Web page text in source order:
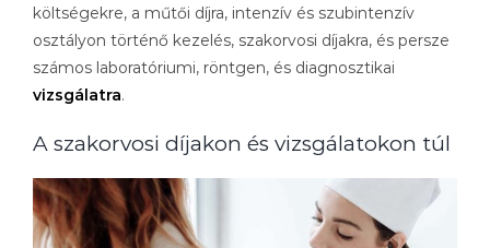
költségekre, a műtői díjra, intenzív és szubintenzív
osztályon történő kezelés, szakorvosi díjakra, és persze
számos laboratóriumi, röntgen, és diagnosztikai
vizsgálatra.
A szakorvosi díjakon és vizsgálatokon túl